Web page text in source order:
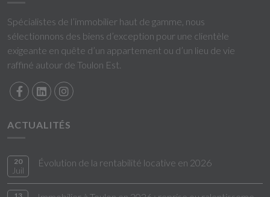
Spécialistes de l’immobilier haut de gamme, nous
sélectionnons des biens d’exception pour une clientèle
exigeante en quête d’un appartement ou d’un lieu de vie
raffiné autour de Toulon Est.
ACTUALITÉS
20
Juil
Évolution de la rentabilité locative en 2026